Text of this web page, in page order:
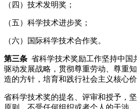
（四）技术发明奖；
（五）科学技术进步奖；
（六）国际科学技术合作奖。
第三条 省科学技术奖励工作坚持中国
驱动发展战略，贯彻尊重劳动、尊重
造的方针，培育和践行社会主义核心价
省科学技术奖的提名、评审和授予，